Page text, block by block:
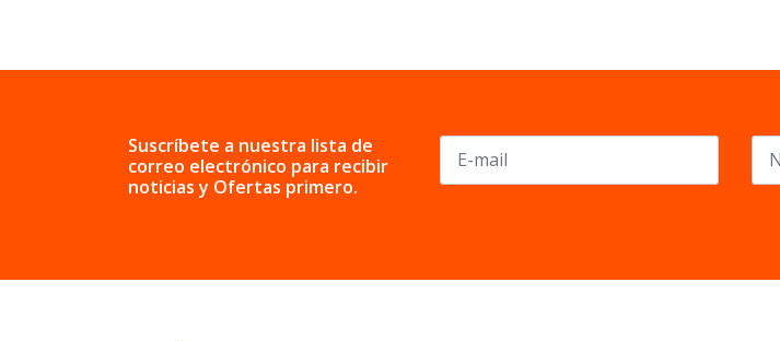
Suscríbete a nuestra lista de
correo electrónico para recibir
noticias y Ofertas primero.